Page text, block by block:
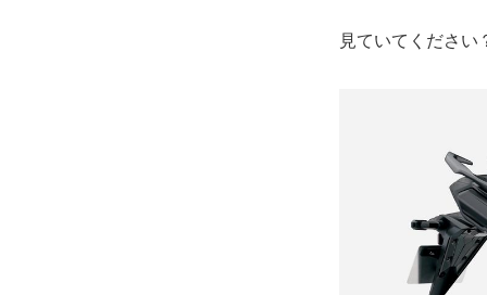
見ていてください